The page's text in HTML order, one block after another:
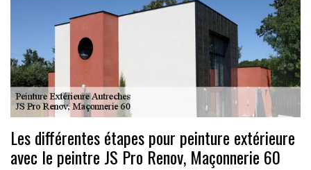
Les différentes étapes pour peinture extérieure
avec le peintre JS Pro Renov, Maçonnerie 60